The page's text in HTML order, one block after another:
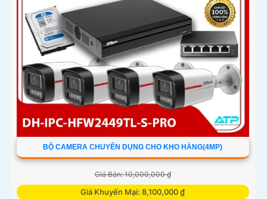
BỘ CAMERA CHUYÊN DỤNG CHO KHO HÀNG(4MP)
Giá Bán: 10,000,000 ₫
Giá Khuyến Mại: 8,100,000 ₫